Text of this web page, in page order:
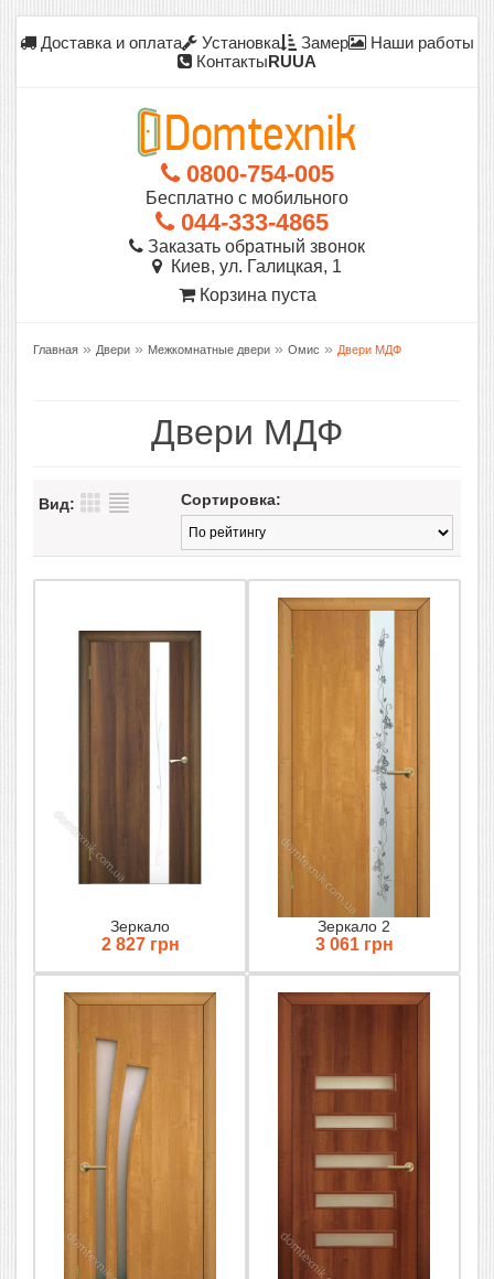
Доставка и оплата Установка Замер
Наши работы
КонтактыRUUA
0800-754-005
Бесплатно с мобильного
044-333-4865
Заказать обратный звонок
Киев, ул. Галицкая, 1
Корзина пуста
Главная » Двери » Межкомнатные двери » Омис » Двери МДФ
Двери МДФ
Вид: Сортировка:
Зеркало
2 827 грн
Зеркало 2
3 061 грн